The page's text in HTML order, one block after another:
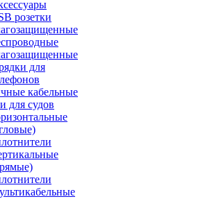
розетки
для
кабельные
для судов